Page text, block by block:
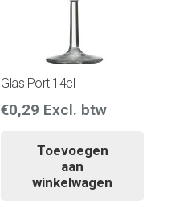
Glas Port 14cl
€0,29 Excl. btw
Toevoegen
aan
winkelwagen